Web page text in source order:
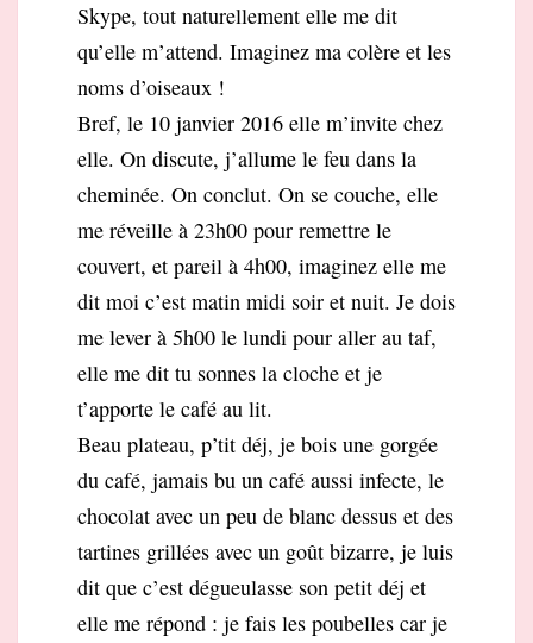
Skype, tout naturellement elle me dit
qu’elle m’attend. Imaginez ma colère et les
noms d’oiseaux !
Bref, le 10 janvier 2016 elle m’invite chez
elle. On discute, j’allume le feu dans la
cheminée. On conclut. On se couche, elle
me réveille à 23h00 pour remettre le
couvert, et pareil à 4h00, imaginez elle me
dit moi c’est matin midi soir et nuit. Je dois
me lever à 5h00 le lundi pour aller au taf,
elle me dit tu sonnes la cloche et je
t’apporte le café au lit.
Beau plateau, p’tit déj, je bois une gorgée
du café, jamais bu un café aussi infecte, le
chocolat avec un peu de blanc dessus et des
tartines grillées avec un goût bizarre, je luis
dit que c’est dégueulasse son petit déj et
elle me répond : je fais les poubelles car je